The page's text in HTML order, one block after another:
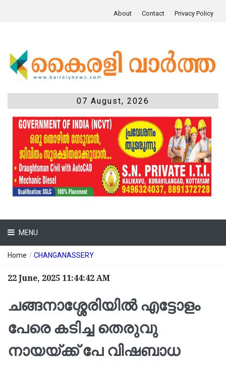
About Contact Privacy Policy
07 August, 2026
MENU
Home / CHANGANASSERY
22 June, 2025 11:44:42 AM
ചങ്ങനാശ്ശേരിയില്‍ എട്ടോളം
പേരെ കടിച്ച തെരുവു
നായയ്ക്ക് പേ വിഷബാധ